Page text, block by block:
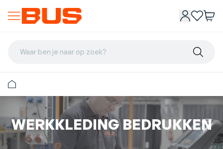
Waar ben je naar op zoek?
WERKKLEDING BEDRUKKEN